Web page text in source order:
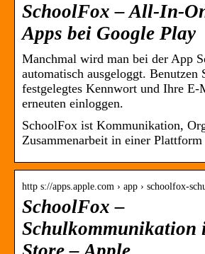
SchoolFox – All-In-
Apps bei Google Play
Manchmal wird man bei der App
automatisch ausgeloggt. Benutzen
festgelegtes Kennwort und Ihre E-
erneuten einloggen.
SchoolFox ist Kommunikation,
Zusammenarbeit in einer Plattform
http s://apps.apple.com › app › schoolfox-
SchoolFox –
Schulkommunikation